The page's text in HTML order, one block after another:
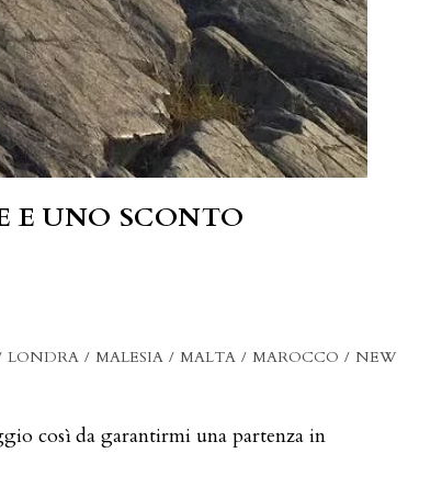
E UNO SCONTO
LONDRA / MALESIA / MALTA / MAROCCO / NEW
così da garantirmi una partenza in